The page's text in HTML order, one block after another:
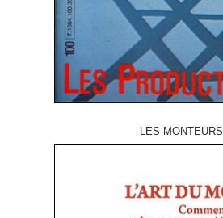
LES MONTEURS